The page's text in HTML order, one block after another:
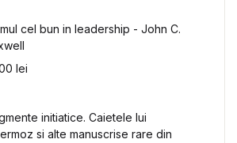
cel bun in leadership - John C.
lei
initiatice. Caietele lui
si alte manuscrise rare din